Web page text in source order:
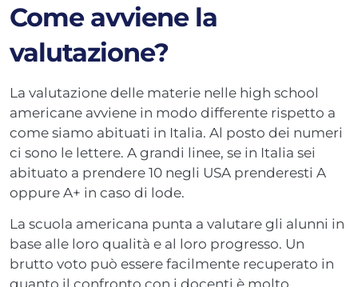
Come avviene la
valutazione?
La valutazione delle materie nelle high school
americane avviene in modo differente rispetto a
come siamo abituati in Italia. Al posto dei numeri
ci sono le lettere. A grandi linee, se in Italia sei
abituato a prendere 10 negli USA prenderesti A
oppure A+ in caso di lode.
La scuola americana punta a valutare gli alunni in
base alle loro qualità e al loro progresso. Un
brutto voto può essere facilmente recuperato in